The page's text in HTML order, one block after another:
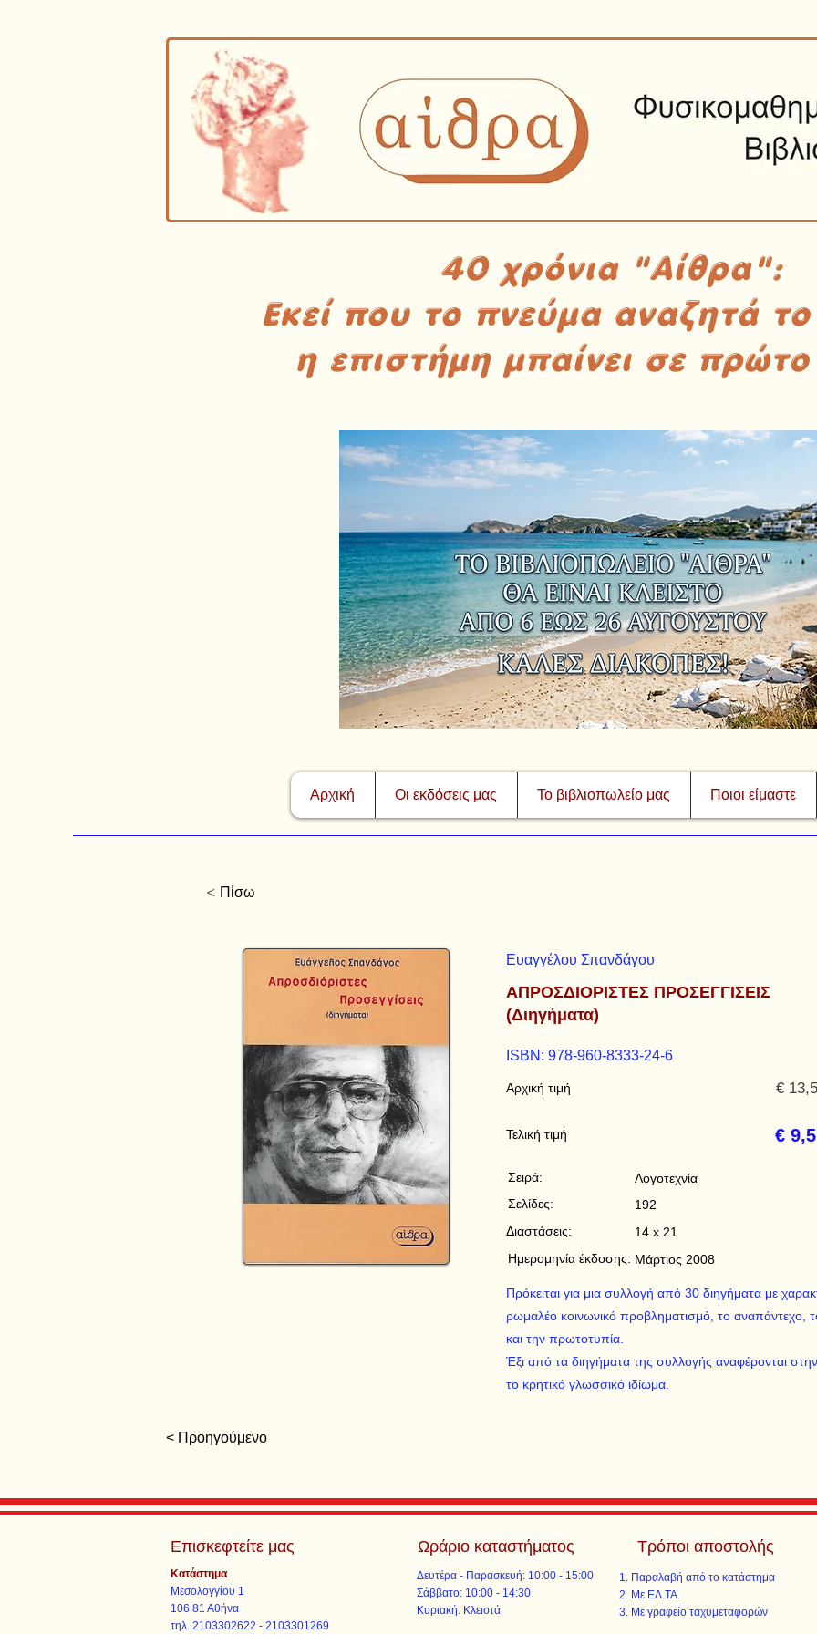
40 χρόνια "Αίθρα":
Εκεί που το πνεύμα αναζητά
η επιστήμη μπαίνει σε
Αρχική Οι εκδόσεις μας Το βιβλιοπωλείο μας Ποιοι είμαστε
< Πίσω
Ευαγγέλου Σπανδάγου
ΑΠΡΟΣΔΙΟΡΙΣΤΕΣ ΠΡΟΣΕΓΓΙΣΕΙΣ
(Διηγήματα)
ISBN: 978-960-8333-24-6
Αρχική τιμή €
Τελική τιμή €
Σειρά:
Σελίδες:
Διαστάσεις:
Ημερομηνία έκδοσης:
Λογοτεχνία
192
14 x 21
Μάρτιος 2008
Πρόκειται για μια συλλογή από 30 διηγήματα με
ρωμαλέο κοινωνικό προβληματισμό, το αναπάντεχο,
και την πρωτοτυπία.
Έξι από τα διηγήματα της συλλογής αναφέρονται
το κρητικό γλωσσικό ιδίωμα.
< Προηγούμενο
Επισκεφτείτε μας
Κατάστημα
Μεσολογγίου 1
106 81 Αθήνα
τηλ. 2103302622 - 2103301269
Ωράριο καταστήματος
Δευτέρα - Παρασκευή: 10:00 - 15:00
​​Σάββατο: 10:00 - 14:30
​Κυριακή: Κλειστά
Τρόποι αποστολής
Παραλαβή από το κατάστημα
Με ΕΛ.ΤΑ.​​
Με γραφείο ταχυμεταφορών​